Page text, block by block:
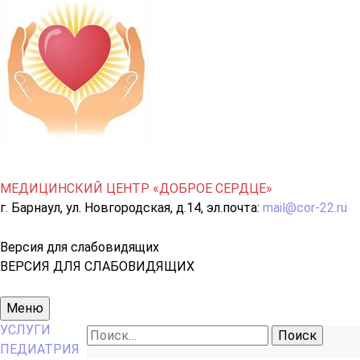
МЕДИЦИНСКИЙ ЦЕНТР «ДОБРОЕ СЕРДЦЕ»
г. Барнаул, ул. Новгородская, д.14, эл.почта: mail@cor-22.ru
Версия для слабовидящих
ВЕРСИЯ ДЛЯ СЛАБОВИДЯЩИХ
Основное
меню
Меню
Найти:
УСЛУГИ
ПЕДИАТРИЯ